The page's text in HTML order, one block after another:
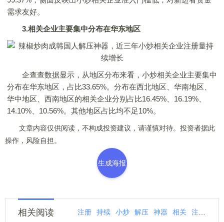
需求友好。
3.相关企业主要集中分布在华东地区
企查查数据显示，从地区分布来看，小炒相关企业主要集中
分布在华东地区，占比33.65%。分布在西北地区、华南地区、
华中地区、西南地区的相关企业分别占比16.45%、16.19%、
14.10%、10.56%。其他地区占比均不足10%。
文章内容仅供阅读，不构成投资建议，请谨慎对待。投资者据此
操作，风险自担。
生成海报
相关阅读 注册 持续 小炒 解压 神器 相关 注册量